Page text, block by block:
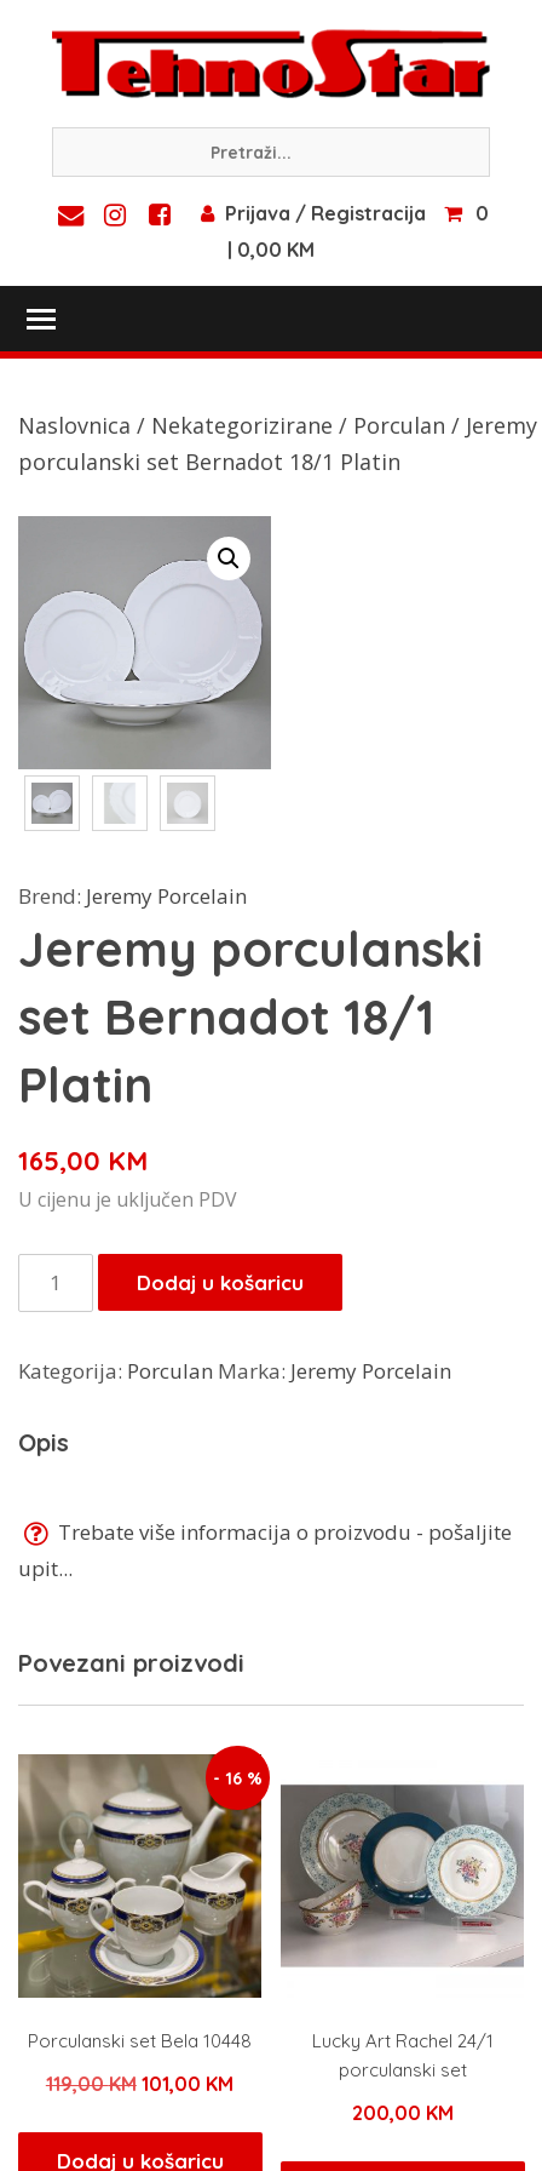
content
Prijava / Registracija
0
| 0,00 KM
Naslovnica / Nekategorizirane / Porculan / Jeremy
porculanski set Bernadot 18/1 Platin
Brend: Jeremy Porcelain
Jeremy porculanski
set Bernadot 18/1
Platin
165,00 KM
U cijenu je uključen PDV
Jeremy
porculanski
Bernadot
Platin
Dodaj u košaricu
Kategorija: Porculan Marka: Jeremy Porcelain
Opis
Trebate više informacija o proizvodu - pošaljite
upit...
Povezani proizvodi
- 16 %
Porculanski set Bela 10448
119,00KM Izvorna
bila
101,00 KMTrenutna
Dodaj u košaricu
Lucky Art Rachel 24/1
porculanski set
200,00 KM